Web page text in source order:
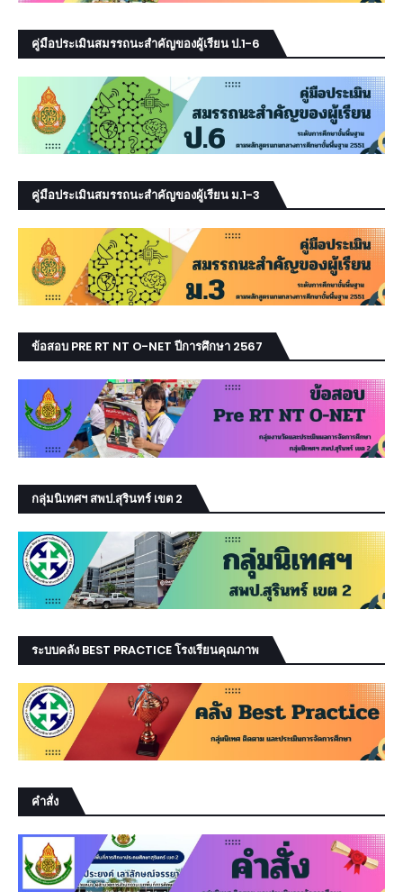
คู่มือประเมินสมรรถนะสำคัญของผู้เรียน ป.1-6
คู่มือประเมินสมรรถนะสำคัญของผู้เรียน ม.1-3
ข้อสอบ PRE RT NT O-NET ปีการศึกษา 2567
กลุ่มนิเทศฯ สพป.สุรินทร์ เขต 2
ระบบคลัง BEST PRACTICE โรงเรียนคุณภาพ
คำสั่ง